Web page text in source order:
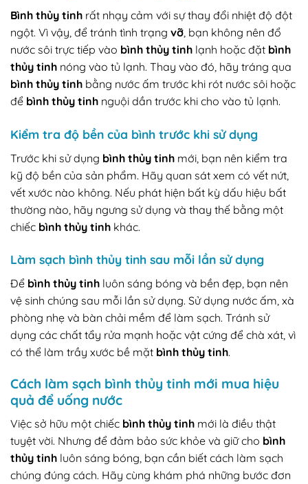
Bình thủy tinh rất nhạy cảm với sự thay đổi nhiệt độ đột
ngột. Vì vậy, để tránh tình trạng vỡ, bạn không nên đổ
nước sôi trực tiếp vào bình thủy tinh lạnh hoặc đặt bình
thủy tinh nóng vào tủ lạnh. Thay vào đó, hãy tráng qua
bình thủy tinh bằng nước ấm trước khi rót nước sôi hoặc
để bình thủy tinh nguội dần trước khi cho vào tủ lạnh.
Kiểm tra độ bền của bình trước khi sử dụng
Trước khi sử dụng bình thủy tinh mới, bạn nên kiểm tra
kỹ độ bền của sản phẩm. Hãy quan sát xem có vết nứt,
vết xước nào không. Nếu phát hiện bất kỳ dấu hiệu bất
thường nào, hãy ngưng sử dụng và thay thế bằng một
chiếc bình thủy tinh khác.
Làm sạch bình thủy tinh sau mỗi lần sử dụng
Để bình thủy tinh luôn sáng bóng và bền đẹp, bạn nên
vệ sinh chúng sau mỗi lần sử dụng. Sử dụng nước ấm, xà
phòng nhẹ và bàn chải mềm để làm sạch. Tránh sử
dụng các chất tẩy rửa mạnh hoặc vật cứng để chà xát, vì
có thể làm trầy xước bề mặt bình thủy tinh.
Cách làm sạch bình thủy tinh mới mua hiệu
quả để uống nước
Việc sở hữu một chiếc bình thủy tinh mới là điều thật
tuyệt vời. Nhưng để đảm bảo sức khỏe và giữ cho bình
thủy tinh luôn sáng bóng, bạn cần biết cách làm sạch
chúng đúng cách. Hãy cùng khám phá những bước đơn